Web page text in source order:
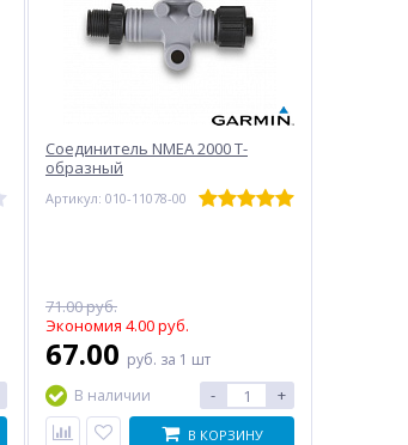
Соединитель NMEA 2000 Т-
образный
Артикул: 010-11078-00
71.00 руб.
Экономия 4.00 руб.
67.00 руб. за 1 шт
В наличии
- +
В КОРЗИНУ